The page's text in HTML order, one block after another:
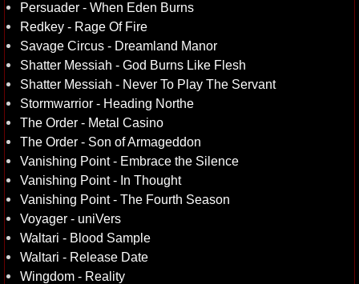
Persuader - When Eden Burns
Redkey - Rage Of Fire
Savage Circus - Dreamland Manor
Shatter Messiah - God Burns Like Flesh
Shatter Messiah - Never To Play The Servant
Stormwarrior - Heading Northe
The Order - Metal Casino
The Order - Son of Armageddon
Vanishing Point - Embrace the Silence
Vanishing Point - In Thought
Vanishing Point - The Fourth Season
Voyager - uniVers
Waltari - Blood Sample
Waltari - Release Date
Wingdom - Reality